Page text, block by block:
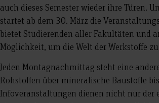
auch dieses Semester wieder ihre Türen.
startet ab dem 30. März die
bietet Studierenden aller Fakultäten und
Möglichkeit, um die Welt der Werkstoffe
Jeden Montagnachmittag steht eine
Rohstoffen über mineralische Baustoffe
Infoveranstaltungen dienen nicht nur der